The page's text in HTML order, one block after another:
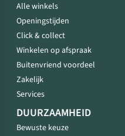
Alle winkels
Openingstijden
Click & collect
Winkelen op afspraak
Buitenvriend voordeel
Zakelijk
Services
DUURZAAMHEID
Bewuste keuze